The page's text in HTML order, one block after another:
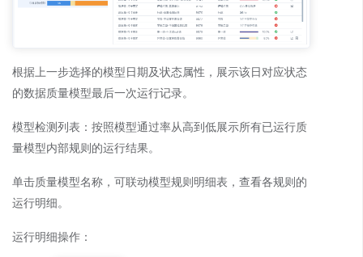
根据上一步选择的模型日期及状态属性，展示该日对应状态
的数据质量模型最后一次运行记录。
模型检测列表：按照模型通过率从高到低展示所有已运行质
量模型内部规则的运行结果。
单击质量模型名称，可联动模型规则明细表，查看各规则的
运行明细。
运行明细操作：